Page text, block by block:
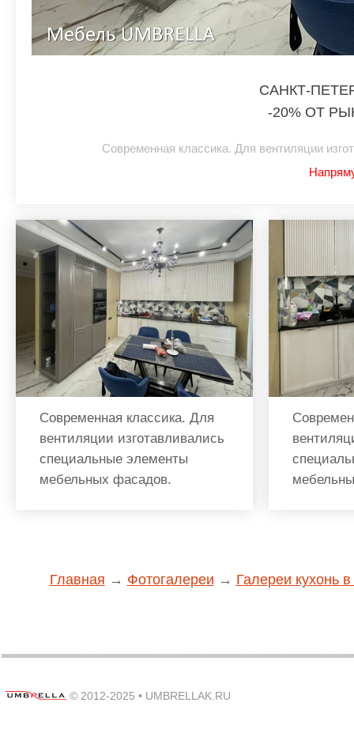
САНКТ-
-20% ОТ
Современная классика. Для вентиляции
Современная классика. Для
вентиляции изготавливались
специальные элементы
мебельных фасадов.
Главная → Фотогалереи → Галереи кухонь
© 2012-2025 • UMBRELLAK.RU